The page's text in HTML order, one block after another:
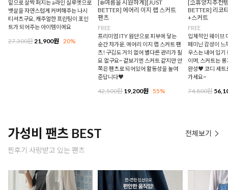
밑으로 살짝 퍼지는 a라인 실루엣으로
뱃살을 자연스럽게 커버해주는 나시
티셔츠구요, 캐주얼한 프린팅이 포인
트가 되어주는 아이템이에요
27,300원 21,900원 20%
[❄️여름을 시원하게][JUST
BETTER] 에어리 이지 랩 스커트
팬츠
FREE
프리미엄 ITY 원단으로 피부에 닿는
순간 차가운, 에어리 이지 랩 스커트 팬
츠! 구김도 거의 없어 별다른 관리가 필
요 없구요~ 겉보기엔 스커트 같지만 안
쪽은 팬츠로 되어있어 활동성을 높여
준답니다♥
42,500원19,200원 55%
[⛱️휴양지추천
BETTER] 리코
+스커트
FREE
입체적인 웨이브
페미닌 감성이 느
우스는 내어 입기
이며, 스커트는
완성♥ 코디 세트
가세요~
74,800원
가성비 팬츠 BEST
찐후기 사랑받고 있는 팬츠
전체보기